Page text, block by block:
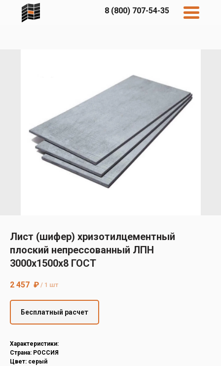
8 (800) 707-54-35
Cedral
Фибратек
расчет
Контакты
Дисконт
Fibraplank
Лист (шифер) хризотилцементный
плоский непрессованный ЛПН
3000х1500х8 ГОСТ
2 457 ₽ / 1 шт
Бесплатный расчет
Характеристики:
Страна: РОССИЯ
Цвет: серый